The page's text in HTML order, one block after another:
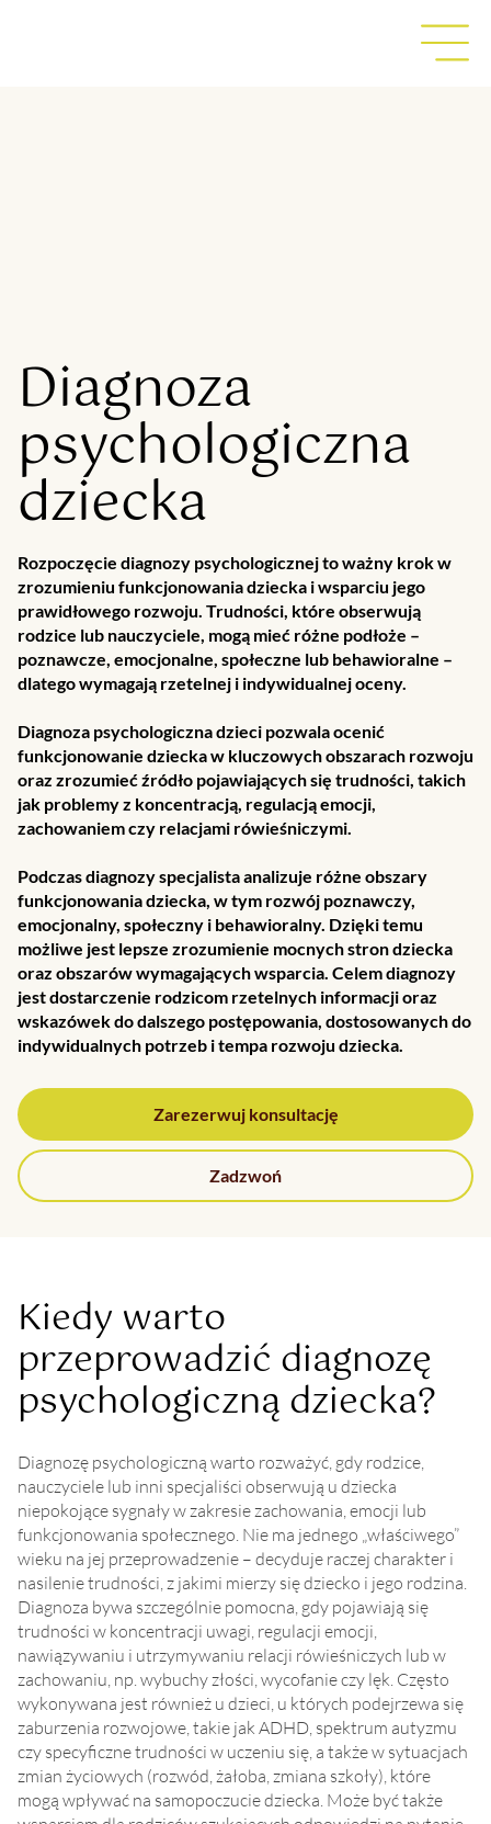
Diagnoza
psychologiczna
dziecka
Rozpoczęcie diagnozy psychologicznej to ważny krok w
zrozumieniu funkcjonowania dziecka i wsparciu jego
prawidłowego rozwoju. Trudności, które obserwują
rodzice lub nauczyciele, mogą mieć różne podłoże –
poznawcze, emocjonalne, społeczne lub behawioralne –
dlatego wymagają rzetelnej i indywidualnej oceny.
Diagnoza psychologiczna dzieci pozwala ocenić
funkcjonowanie dziecka w kluczowych obszarach rozwoju
oraz zrozumieć źródło pojawiających się trudności, takich
jak problemy z koncentracją, regulacją emocji,
zachowaniem czy relacjami rówieśniczymi.
Podczas diagnozy specjalista analizuje różne obszary
funkcjonowania dziecka, w tym rozwój poznawczy,
emocjonalny, społeczny i behawioralny. Dzięki temu
możliwe jest lepsze zrozumienie mocnych stron dziecka
oraz obszarów wymagających wsparcia. Celem diagnozy
jest dostarczenie rodzicom rzetelnych informacji oraz
wskazówek do dalszego postępowania, dostosowanych do
indywidualnych potrzeb i tempa rozwoju dziecka.
Zarezerwuj konsultację
Zadzwoń
Kiedy warto
przeprowadzić diagnozę
psychologiczną dziecka?
Diagnozę psychologiczną warto rozważyć, gdy rodzice,
nauczyciele lub inni specjaliści obserwują u dziecka
niepokojące sygnały w zakresie zachowania, emocji lub
funkcjonowania społecznego. Nie ma jednego „właściwego”
wieku na jej przeprowadzenie – decyduje raczej charakter i
nasilenie trudności, z jakimi mierzy się dziecko i jego rodzina.
Diagnoza bywa szczególnie pomocna, gdy pojawiają się
trudności w koncentracji uwagi, regulacji emocji,
nawiązywaniu i utrzymywaniu relacji rówieśniczych lub w
zachowaniu, np. wybuchy złości, wycofanie czy lęk. Często
wykonywana jest również u dzieci, u których podejrzewa się
zaburzenia rozwojowe, takie jak ADHD, spektrum autyzmu
czy specyficzne trudności w uczeniu się, a także w sytuacjach
zmian życiowych (rozwód, żałoba, zmiana szkoły), które
mogą wpływać na samopoczucie dziecka. Może być także